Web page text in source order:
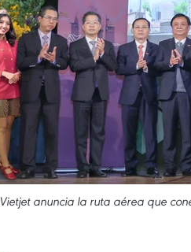
Vietjet anuncia la ruta aérea que